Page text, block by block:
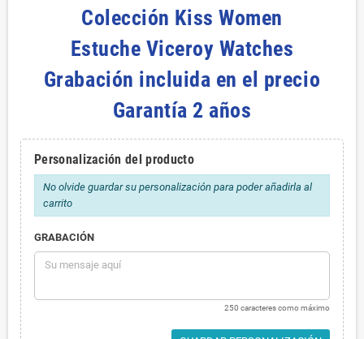
Colección Kiss Women
Estuche Viceroy Watches
Grabación incluida en el precio
Garantía 2 años
Personalización del producto
No olvide guardar su personalización para poder añadirla al
carrito
GRABACIÓN
250 caracteres como máximo